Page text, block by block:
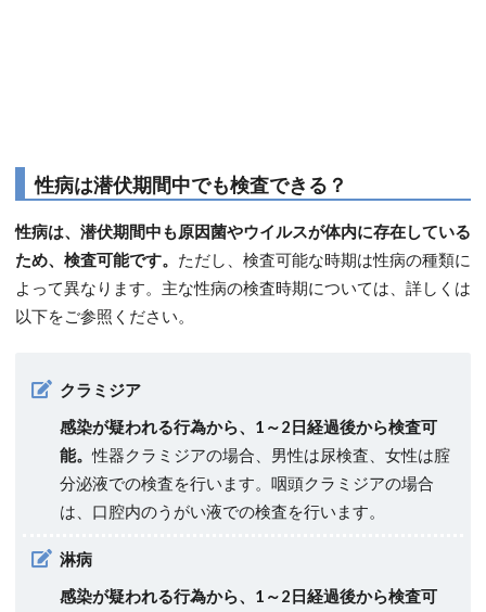
性病は潜伏期間中でも検査できる？
性病は、潜伏期間中も原因菌やウイルスが体内に存在している
ため、検査可能です。 ただし、検査可能な時期は性病の種類に
よって異なります。主な性病の検査時期については、詳しくは
以下をご参照ください。
クラミジア
感染が疑われる行為から、1～2日経過後から検査可
能。性器クラミジアの場合、男性は尿検査、女性は腟
分泌液での検査を行います。咽頭クラミジアの場合
は、口腔内のうがい液での検査を行います。
淋病
感染が疑われる行為から、1～2日経過後から検査可